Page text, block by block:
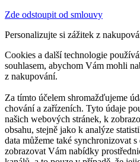
Zde odstoupit od smlouvy
Personalizujte si zážitek z
Cookies a další technologie
souhlasem, abychom Vám mohli
z nakupování.
Za tímto účelem shromažďujeme
chování a zařízeních. Tyto údaje
našich webových stránek, k
obsahu, stejně jako k analýze
data můžeme také synchronizovat
zobrazovat Vám nabídky